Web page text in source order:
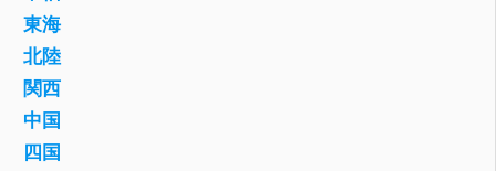
東海
北陸
関西
中国
四国